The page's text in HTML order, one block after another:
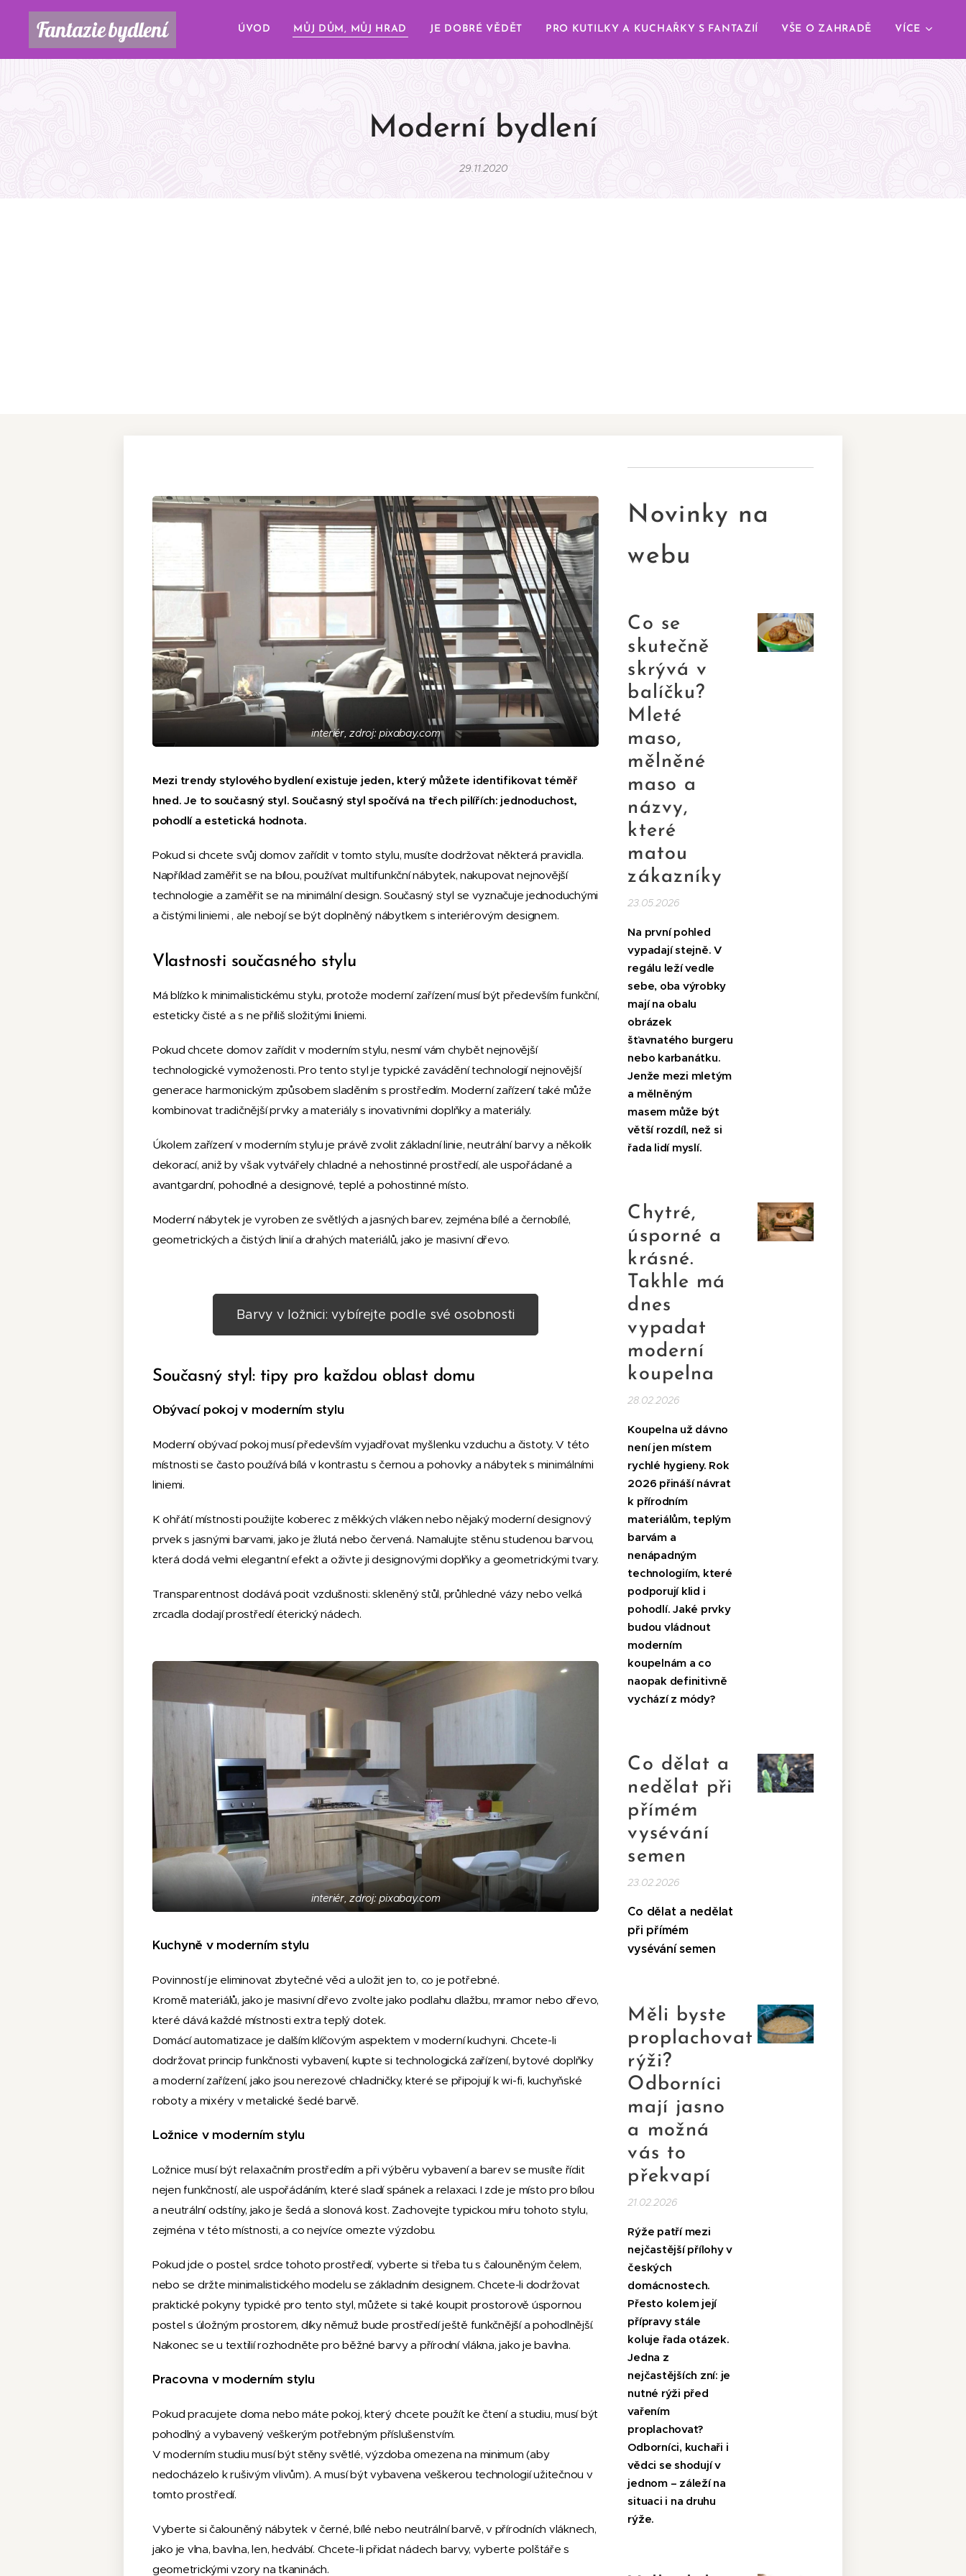
Fantaziebydlení ÚVOD MŮJ DŮM, MŮJ HRAD JE DOBRÉ VĚDĚT PRO KUTILKY A KUCHAŘKY S FANTAZIÍ VŠE O ZAHRADĚ VÍCE
Moderní bydlení
29.11.2020
interiér, zdroj: pixabay.com
Mezi trendy stylového bydlení existuje jeden, který můžete identifikovat téměř
hned. Je to současný styl.Současný styl spočívá na třech pilířích: jednoduchost,
pohodlí a estetická hodnota.
Pokud si chcete svůj domov zařídit v tomto stylu, musíte dodržovat některá pravidla.
Například zaměřit se na bílou, používat multifunkční nábytek, nakupovat nejnovější
technologie a zaměřit se na minimální design. Současný styl se vyznačuje jednoduchými
a čistými liniemi , ale nebojí se být doplněný nábytkem s interiérovým designem.
Vlastnosti současného stylu
Má blízko k minimalistickému stylu, protože moderní zařízení musí být především funkční,
esteticky čisté a s ne příliš složitými liniemi.
Pokud chcete domov zařídit v moderním stylu, nesmí vám chybět nejnovější
technologické vymoženosti. Pro tento styl je typické zavádění technologií nejnovější
generace harmonickým způsobem sladěním s prostředím. Moderní zařízení také může
kombinovat tradičnější prvky a materiály s inovativními doplňky a materiály.
Úkolem zařízení v moderním stylu je právě zvolit základní linie, neutrální barvy a několik
dekorací, aniž by však vytvářely chladné a nehostinné prostředí, ale uspořádané a
avantgardní, pohodlné a designové, teplé a pohostinné místo.
Moderní nábytek je vyroben ze světlých a jasných barev, zejména bílé a černobílé,
geometrických a čistých linií a drahých materiálů, jako je masivní dřevo.
Barvy v ložnici: vybírejte podle své osobnosti
Současný styl: tipy pro každou oblast domu
Obývací pokoj v moderním stylu
Moderní obývací pokoj musí především vyjadřovat myšlenku vzduchu a čistoty. V této
místnosti se často používá bílá v kontrastu s černou a pohovky a nábytek s minimálními
liniemi.
K ohřátí místnosti použijte koberec z měkkých vláken nebo nějaký moderní designový
prvek s jasnými barvami, jako je žlutá nebo červená. Namalujte stěnu studenou barvou,
která dodá velmi elegantní efekt a oživte ji designovými doplňky a geometrickými tvary.
Transparentnost dodává pocit vzdušnosti: skleněný stůl, průhledné vázy nebo velká
zrcadla dodají prostředí éterický nádech.
interiér, zdroj: pixabay.com
Kuchyně v moderním stylu
Povinností je eliminovat zbytečné věci a uložit jen to, co je potřebné.
Kromě materiálů, jako je masivní dřevo zvolte jako podlahu dlažbu, mramor nebo dřevo,
které dává každé místnosti extra teplý dotek.
Domácí automatizace je dalším klíčovým aspektem v moderní kuchyni. Chcete-li
dodržovat princip funkčnosti vybavení, kupte si technologická zařízení, bytové doplňky
a moderní zařízení, jako jsou nerezové chladničky, které se připojují k wi-fi, kuchyňské
roboty a mixéry v metalické šedé barvě.
Ložnice v moderním stylu
Ložnice musí být relaxačním prostředím a při výběru vybavení a barev se musíte řídit
nejen funkčností, ale uspořádáním, které sladí spánek a relaxaci. I zde je místo pro bílou
a neutrální odstíny, jako je šedá a slonová kost. Zachovejte typickou míru tohoto stylu,
zejména v této místnosti, a co nejvíce omezte výzdobu.
Pokud jde o postel, srdce tohoto prostředí, vyberte si třeba tu s čalouněným čelem,
nebo se držte minimalistického modelu se základním designem. Chcete-li dodržovat
praktické pokyny typické pro tento styl, můžete si také koupit prostorově úspornou
postel s úložným prostorem, díky němuž bude prostředí ještě funkčnější a pohodlnější.
Nakonec se u textilií rozhodněte pro běžné barvy a přírodní vlákna, jako je bavlna.
Pracovna v moderním stylu
Pokud pracujete doma nebo máte pokoj, který chcete použít ke čtení a studiu, musí být
pohodlný a vybavený veškerým potřebným příslušenstvím.
V moderním studiu musí být stěny světlé, výzdoba omezena na minimum (aby
nedocházelo k rušivým vlivům). A musí být vybavena veškerou technologií užitečnou v
tomto prostředí.
Vyberte si čalouněný nábytek v černé, bílé nebo neutrální barvě, v přírodních vláknech,
jako je vlna, bavlna, len, hedvábí. Chcete-li přidat nádech barvy, vyberte polštáře s
geometrickými vzory na tkaninách.
Novinky na
webu
Co se
skutečně
skrývá v
balíčku?
Mleté
maso,
mělněné
maso a
názvy,
které
matou
zákazníky
23.05.2026
Na první pohled
vypadají stejně. V
regálu leží vedle
sebe, oba výrobky
mají na obalu
obrázek
šťavnatého burgeru
nebo karbanátku.
Jenže mezi mletým
a mělněným
masem může být
větší rozdíl, než si
řada lidí myslí.
Chytré,
úsporné a
krásné.
Takhle má
dnes
vypadat
moderní
koupelna
28.02.2026
Koupelna už dávno
není jen místem
rychlé hygieny. Rok
2026 přináší návrat
k přírodním
materiálům, teplým
barvám a
nenápadným
technologiím, které
podporují klid i
pohodlí. Jaké prvky
budou vládnout
moderním
koupelnám a co
naopak definitivně
vychází z módy?
Co dělat a
nedělat při
přímém
vysévání
semen
23.02.2026
Co dělat a nedělat
při přímém
vysévání semen
Měli byste
proplachovat
rýži?
Odborníci
mají jasno
a možná
vás to
překvapí
21.02.2026
Rýže patří mezi
nejčastější přílohy v
českých
domácnostech.
Přesto kolem její
přípravy stále
koluje řada otázek.
Jedna z
nejčastějších zní: je
nutné rýži před
vařením
proplachovat?
Odborníci, kuchaři i
vědci se shodují v
jednom – záleží na
situaci i na druhu
rýže.